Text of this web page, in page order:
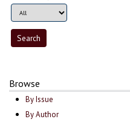
Browse
By Issue
By Author